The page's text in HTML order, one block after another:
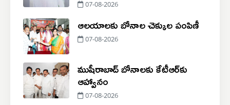
07-08-2026
ఆలయాలకు బోనాల చెక్కుల పంపిణీ
07-08-2026
ముషీరాబాద్ బోనాలకు కేటీఆర్‌కు
ఆహ్వానం
07-08-2026